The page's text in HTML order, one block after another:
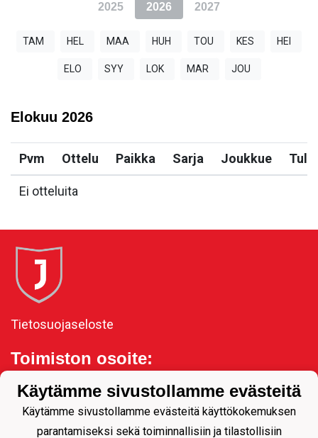
2025 2026 2027
TAM HEL MAA HUH TOU KES HEI
ELO SYY LOK MAR JOU
Elokuu 2026
Pvm Ottelu Paikka Sarja Joukkue
Ei otteluita
Tietosuojaseloste
Toimiston osoite:
Joensuu
Käytämme sivustollamme evästeitä
Käytämme sivustollamme evästeitä käyttökokemuksen
parantamiseksi sekä toiminnallisiin ja tilastollisiin